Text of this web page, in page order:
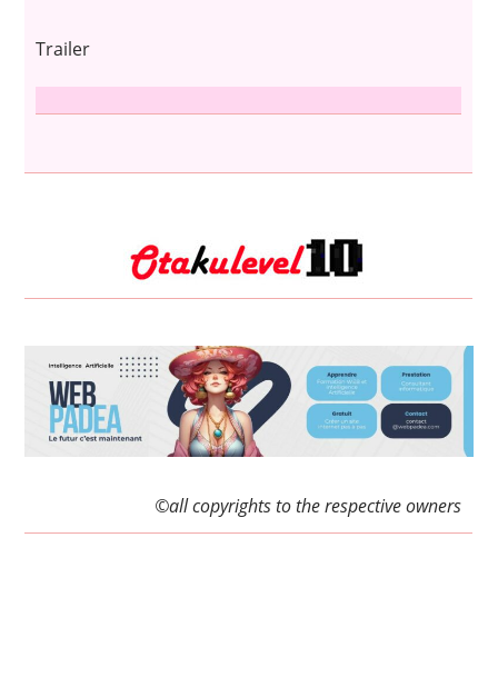
Trailer
©all copyrights to the respective owners